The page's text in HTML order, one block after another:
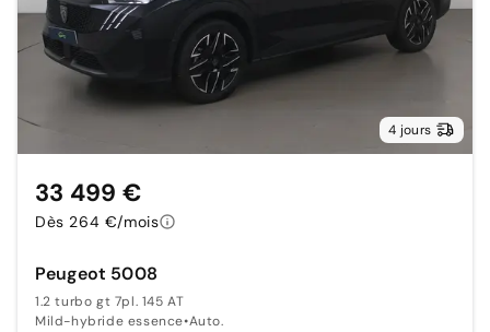
4 jours
Peugeot 5008
1.2 turbo gt 7pl. 145 AT
Mild-hybride essence•Auto.
33 499 €
Dès 264 €/mois